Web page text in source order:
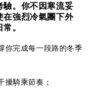
驗。你不因寒流妥
在強烈冷氣團下外
。
你完成每一段路的冬季
擾騎乘節奏；